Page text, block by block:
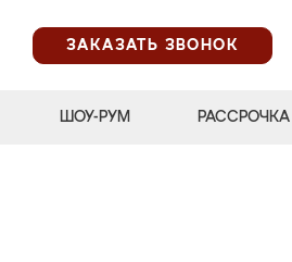
ЗАКАЗАТЬ ЗВОНОК
ШОУ-РУМ РАССРОЧКА